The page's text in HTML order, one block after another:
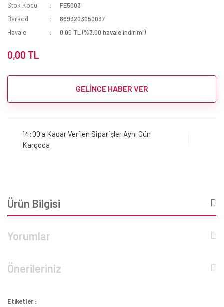
Stok Kodu
FE5003
Barkod
8693203050037
Havale
0,00 TL (%3,00 havale indirimi)
0,00 TL
GELİNCE HABER VER
14:00'a Kadar Verilen Siparişler Aynı Gün
Kargoda
Ürün Bilgisi
Yorumlar
Önerileriniz
Etiketler :